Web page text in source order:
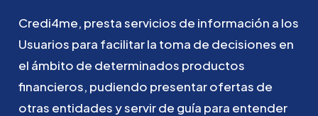
Credi4me, prestaservicios de información a los
Usuarios para facilitarla toma de decisiones en
el ámbito de determinados productos
financieros, pudiendo presentarofertas de
otras entidadesyservirde guía para entender